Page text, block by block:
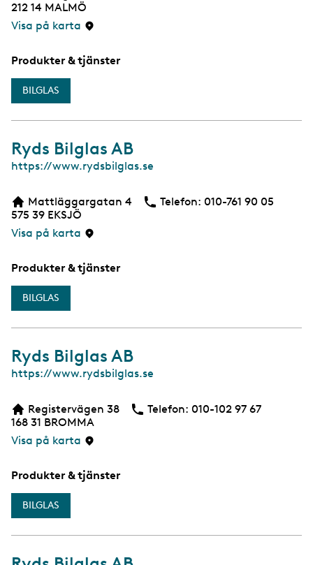
212 14 MALMÖ
Visa på karta
Produkter & tjänster
BILGLAS
Ryds Bilglas AB
W
https://www.rydsbilglas.se
Mattläggargatan 4
575 39 EKSJÖ
Visa på karta
Telefon: Telefon
010-761 90 05
Produkter & tjänster
BILGLAS
Ryds Bilglas AB
W
https://www.rydsbilglas.se
Registervägen 38
168 31 BROMMA
Visa på karta
Telefon: Telefon
010-102 97 67
Produkter & tjänster
BILGLAS